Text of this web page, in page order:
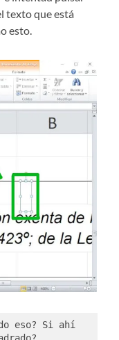
texto que está
esto.
eso? Si ahí